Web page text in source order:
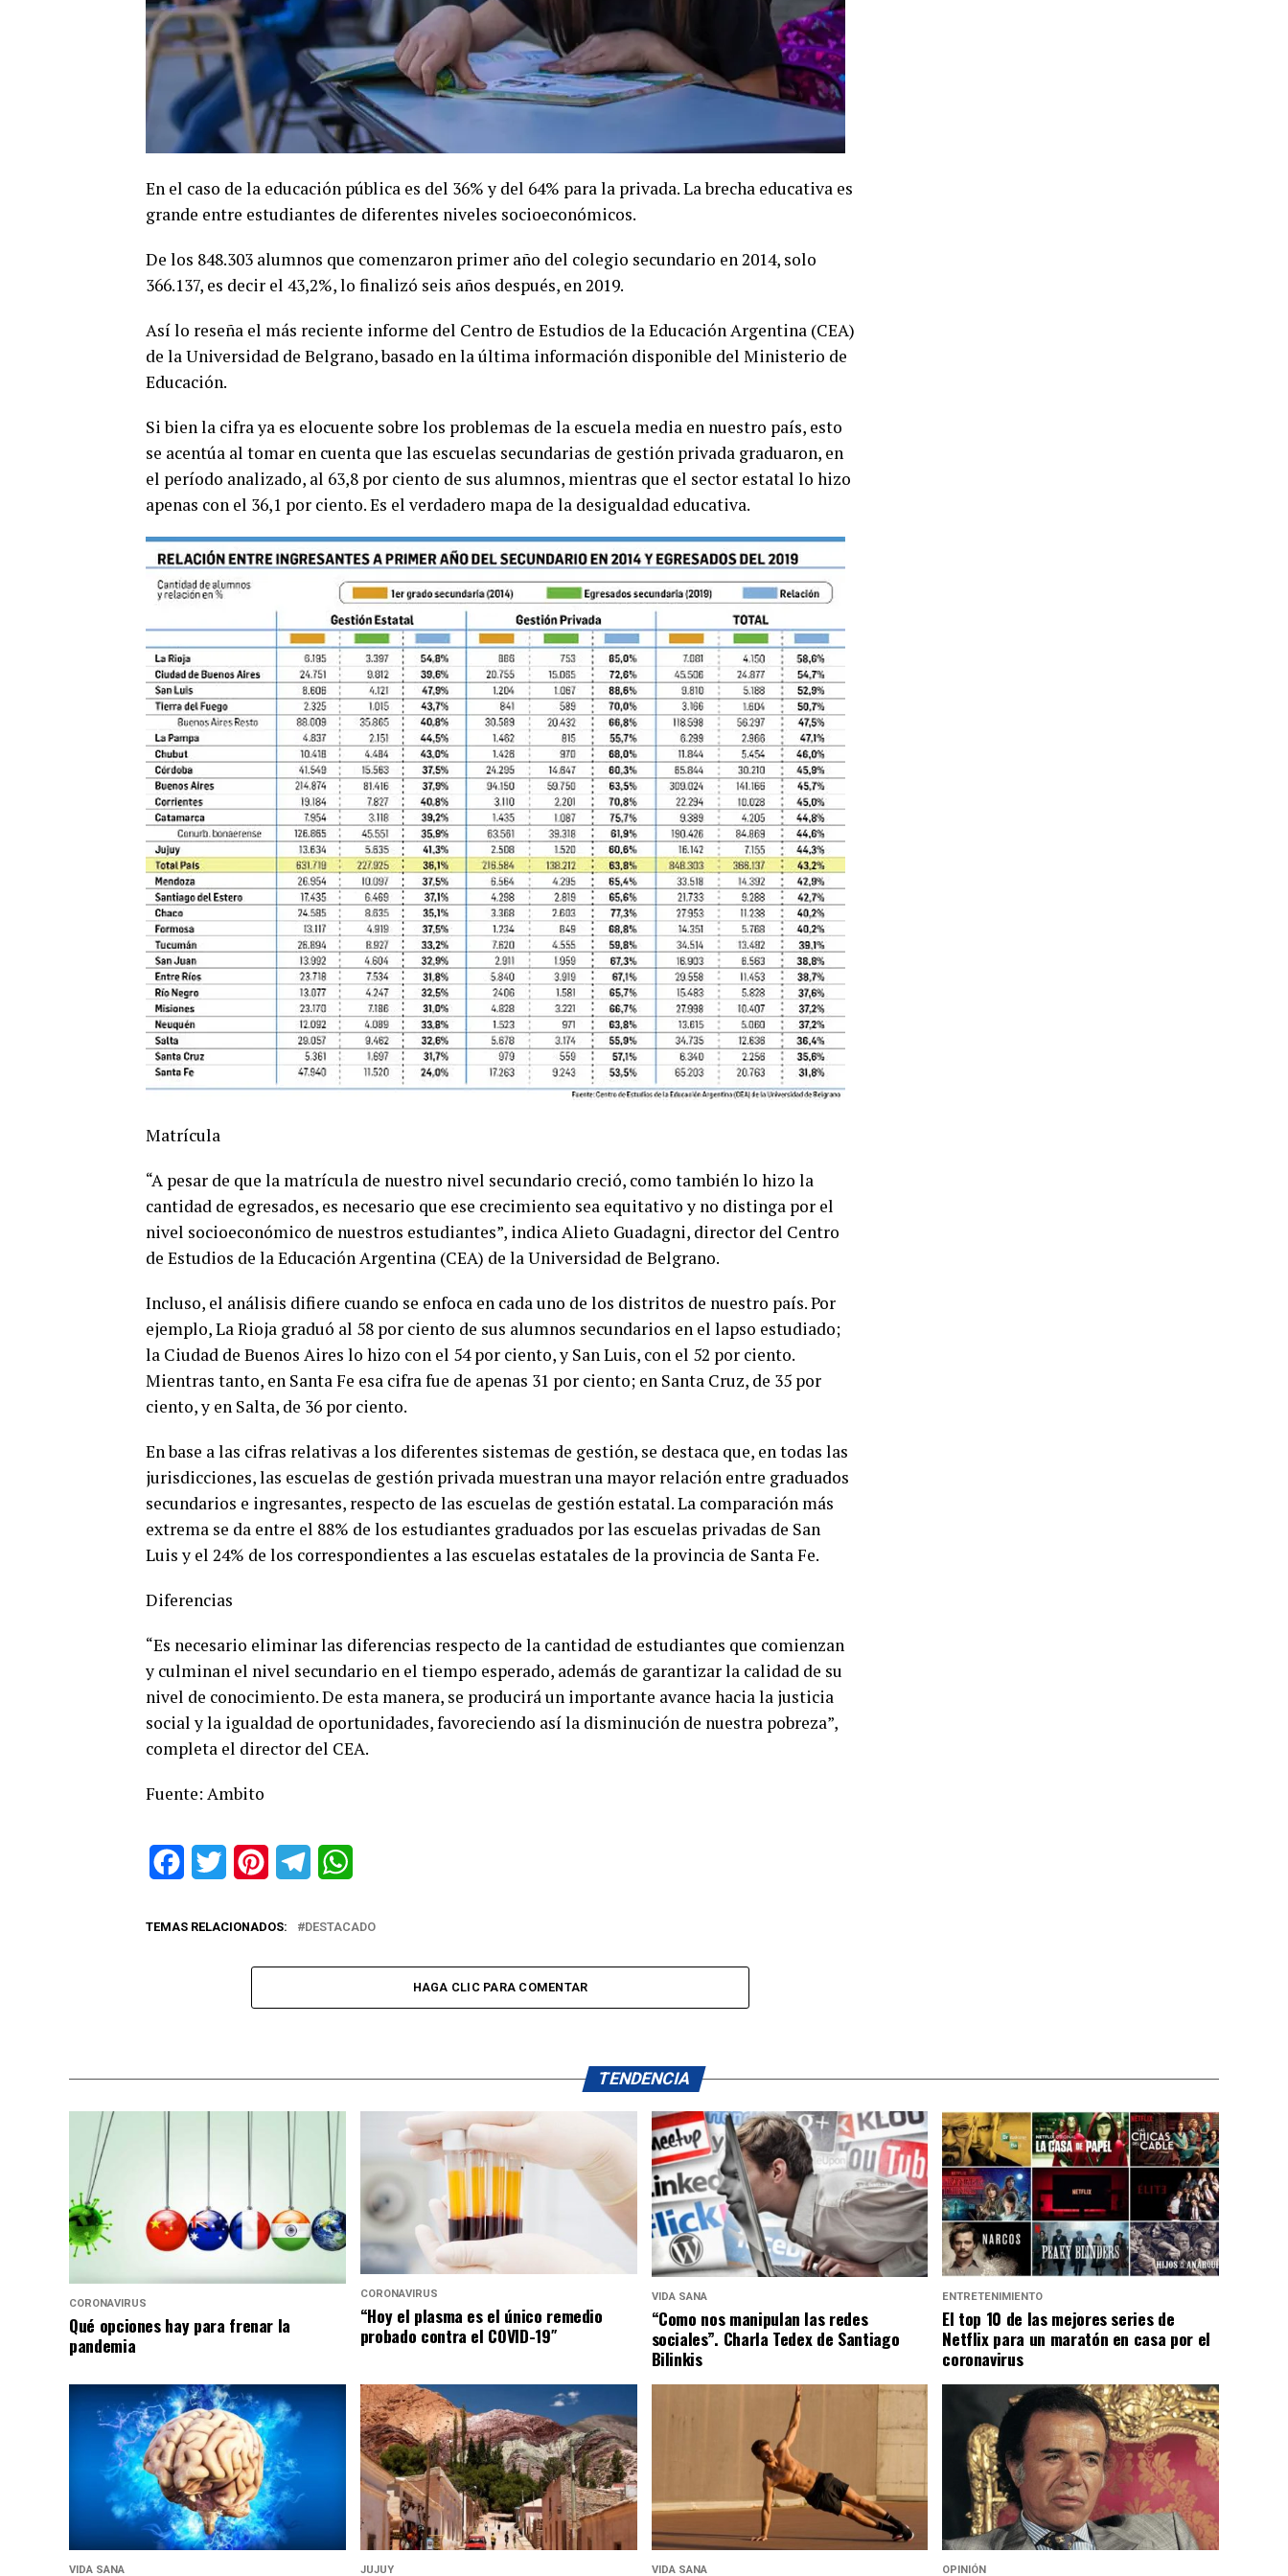
En el caso de la educación pública es del 36% y del 64% para la privada. La brecha educativa es
grande entre estudiantes de diferentes niveles socioeconómicos.
De los 848.303 alumnos que comenzaron primer año del colegio secundario en 2014, solo
366.137, es decir el 43,2%, lo finalizó seis años después, en 2019.
Así lo reseña el más reciente informe del Centro de Estudios de la Educación Argentina (CEA)
de la Universidad de Belgrano, basado en la última información disponible del Ministerio de
Educación.
Si bien la cifra ya es elocuente sobre los problemas de la escuela media en nuestro país, esto
se acentúa al tomar en cuenta que las escuelas secundarias de gestión privada graduaron, en
el período analizado, al 63,8 por ciento de sus alumnos, mientras que el sector estatal lo hizo
apenas con el 36,1 por ciento. Es el verdadero mapa de la desigualdad educativa.
Matrícula
“A pesar de que la matrícula de nuestro nivel secundario creció, como también lo hizo la
cantidad de egresados, es necesario que ese crecimiento sea equitativo y no distinga por el
nivel socioeconómico de nuestros estudiantes”, indica Alieto Guadagni, director del Centro
de Estudios de la Educación Argentina (CEA) de la Universidad de Belgrano.
Incluso, el análisis difiere cuando se enfoca en cada uno de los distritos de nuestro país. Por
ejemplo, La Rioja graduó al 58 por ciento de sus alumnos secundarios en el lapso estudiado;
la Ciudad de Buenos Aires lo hizo con el 54 por ciento, y San Luis, con el 52 por ciento.
Mientras tanto, en Santa Fe esa cifra fue de apenas 31 por ciento; en Santa Cruz, de 35 por
ciento, y en Salta, de 36 por ciento.
En base a las cifras relativas a los diferentes sistemas de gestión, se destaca que, en todas las
jurisdicciones, las escuelas de gestión privada muestran una mayor relación entre graduados
secundarios e ingresantes, respecto de las escuelas de gestión estatal. La comparación más
extrema se da entre el 88% de los estudiantes graduados por las escuelas privadas de San
Luis y el 24% de los correspondientes a las escuelas estatales de la provincia de Santa Fe.
Diferencias
“Es necesario eliminar las diferencias respecto de la cantidad de estudiantes que comienzan
y culminan el nivel secundario en el tiempo esperado, además de garantizar la calidad de su
nivel de conocimiento. De esta manera, se producirá un importante avance hacia la justicia
social y la igualdad de oportunidades, favoreciendo así la disminución de nuestra pobreza”,
completa el director del CEA.
Fuente: Ambito
FacebookTwitter PinterestTelegram
TEMAS RELACIONADOS: DESTACADO
HAGA CLIC PARA COMENTAR
TENDENCIA
CORONAVIRUS
Qué opciones hay para frenar la
pandemia
CORONAVIRUS
“Hoy el plasma es el único remedio
probado contra el COVID-19″
VIDA SANA
“Como nos manipulan las redes
sociales”. Charla Tedex de Santiago
Bilinkis
ENTRETENIMIENTO
El top 10 de las mejores series de
Netflix para un maratón en casa por el
coronavirus
VIDA SANA JUJUY VIDA SANA OPINIÓN